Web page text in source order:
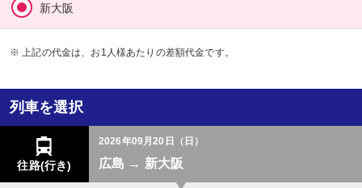
新大阪
※ 上記の代金は、お1人様あたりの差額代金です。
列車を選択
往路(行き)
2026年09月20日（日）
広島 → 新大阪